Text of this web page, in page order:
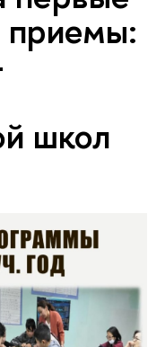
приемы:
школ